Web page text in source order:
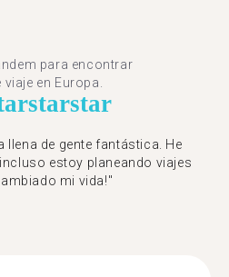
para encontrar
en Europa.
starstar
de gente fantástica. He
estoy planeando viajes
mi vida!"